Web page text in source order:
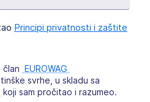
Principi privatnosti i zaštite
član EUROWAG
svrhe, u skladu sa
koji sam pročitao i razumeo.